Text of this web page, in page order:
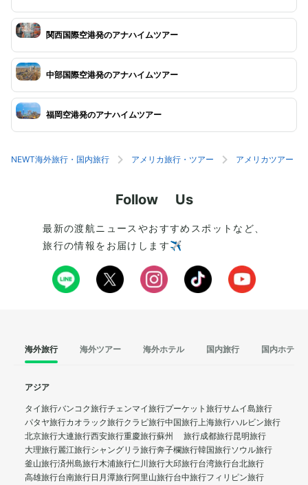
関西国際空港発のアナハイムツアー
中部国際空港発のアナハイムツアー
福岡空港発のアナハイムツアー
NEWT海外旅行・国内旅行 アメリカ旅行・ツアー アメリカツアー
Follow Us
最新の渡航ニュースやおすすめスポットなど、
旅行の情報をお届けします✈️
海外旅行 海外ツアー 海外ホテル 国内旅行 国内ホテル
アジア
タイ旅行バンコク旅行チェンマイ旅行プーケット旅行サムイ島旅行
パタヤ旅行カオラック旅行クラビ旅行中国旅行上海旅行ハルビン旅行
北京旅行大連旅行西安旅行重慶旅行蘇州 旅行成都旅行昆明旅行
大理旅行麗江旅行シャングリラ旅行奔子欄旅行韓国旅行ソウル旅行
釜山旅行済州島旅行木浦旅行仁川旅行大邱旅行台湾旅行台北旅行
高雄旅行台南旅行日月潭旅行阿里山旅行台中旅行フィリピン旅行